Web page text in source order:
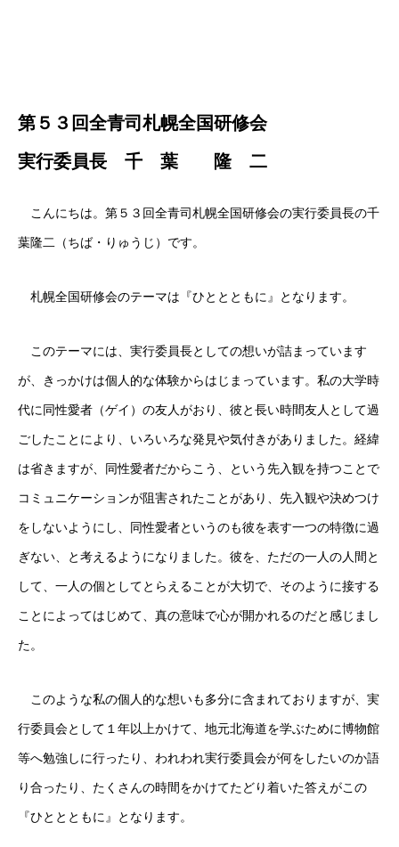
第５３回全青司札幌全国研修会
実行委員長 千 葉 隆 二
こんにちは。第５３回全青司札幌全国研修会の実行委員長の千
葉隆二（ちば・りゅうじ）です。
札幌全国研修会のテーマは『ひととともに』となります。
このテーマには、実行委員長としての想いが詰まっています
が、きっかけは個人的な体験からはじまっています。私の大学時
代に同性愛者（ゲイ）の友人がおり、彼と長い時間友人として過
ごしたことにより、いろいろな発見や気付きがありました。経緯
は省きますが、同性愛者だからこう、という先入観を持つことで
コミュニケーションが阻害されたことがあり、先入観や決めつけ
をしないようにし、同性愛者というのも彼を表す一つの特徴に過
ぎない、と考えるようになりました。彼を、ただの一人の人間と
して、一人の個としてとらえることが大切で、そのように接する
ことによってはじめて、真の意味で心が開かれるのだと感じまし
た。
このような私の個人的な想いも多分に含まれておりますが、実
行委員会として１年以上かけて、地元北海道を学ぶために博物館
等へ勉強しに行ったり、われわれ実行委員会が何をしたいのか語
り合ったり、たくさんの時間をかけてたどり着いた答えがこの
『ひととともに』となります。